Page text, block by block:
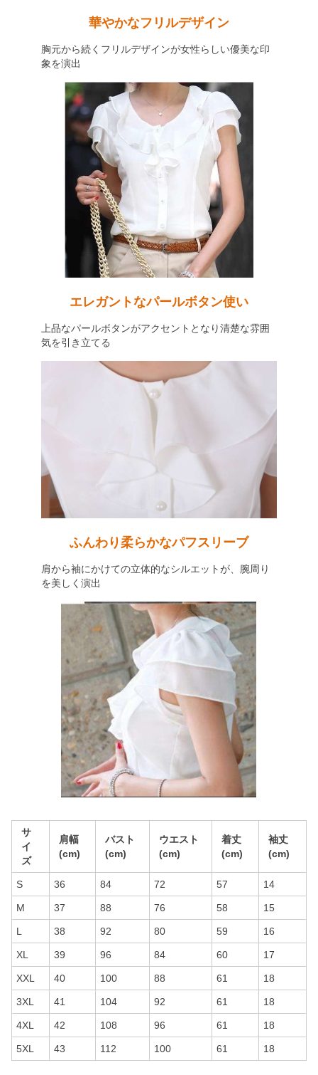
華やかなフリルデザイン
胸元から続くフリルデザインが女性らしい優美な印
象を演出
エレガントなパールボタン使い
上品なパールボタンがアクセントとなり清楚な雰囲
気を引き立てる
ふんわり柔らかなパフスリーブ
肩から袖にかけての立体的なシルエットが、腕周り
を美しく演出
サ
イ
ズ
肩幅
(cm)
バスト
(cm)
ウエスト
(cm)
着丈
(cm)
袖丈
(cm)
S 36 84 72 57 14
M 37 88 76 58 15
L 38 92 80 59 16
XL 39 96 84 60 17
XXL 40 100 88 61 18
3XL 41 104 92 61 18
4XL 42 108 96 61 18
5XL 43 112 100 61 18